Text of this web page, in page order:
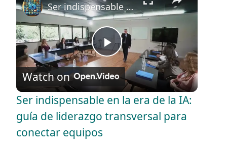
P
l
a
Ser indispensable en la era de la IA: guía de liderazgo transversal para conectar equipos
Watch on
Ser indispensable en la era de la IA:
guía de liderazgo transversal para
conectar equipos